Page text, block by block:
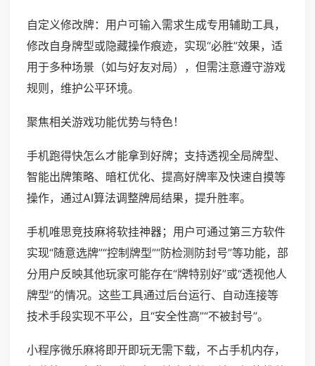
自定义修改牌：用户可输入需求生成专用辅助工具，
修改自身牌型或隐藏操作痕迹，实现“必胜”效果，适
用于多种场景（如与好友对局），但需注意遵守游戏
规则，维护公平环境。
聚焦相关游戏功能优势与特色！
手机跑得快怎么才能拿到好牌；支持透视全局牌型、
智能出牌策略、暗杠优化、提高好牌率及快速自摸等
操作，通过AI算法调整牌局结果，提升胜率。
手机唯思竞技麻将软挂神器；用户可通过第三方软件
实现“随意选牌”“控制牌型”“防检测防封号”等功能，部
分用户反映其他玩家可能存在“牌特别好”或“透视他人
牌型”的情况。这些工具通过后台运行、自动连接等
技术手段实现不平公，且“安全性高”“不被封号”。
小程序微乐麻将即开即玩无需下载，不占手机内存，